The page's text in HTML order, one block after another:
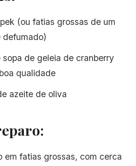
(ou fatias grossas de um
defumado)
sopa de geleia de cranberry
qualidade
azeite de oliva
em fatias grossas, com cerca